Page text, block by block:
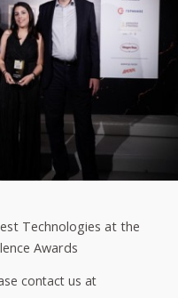
Technologies at the
Awards
contact us at